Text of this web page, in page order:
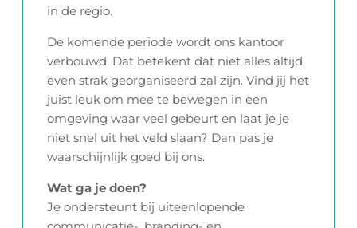
in de regio.
De komende periode wordt ons kantoor
verbouwd. Dat betekent dat niet alles altijd
even strak georganiseerd zal zijn. Vind jij het
juist leuk om mee te bewegen in een
omgeving waar veel gebeurt en laat je je
niet snel uit het veld slaan? Dan pas je
waarschijnlijk goed bij ons.
Wat ga je doen?
Je ondersteunt bij uiteenlopende